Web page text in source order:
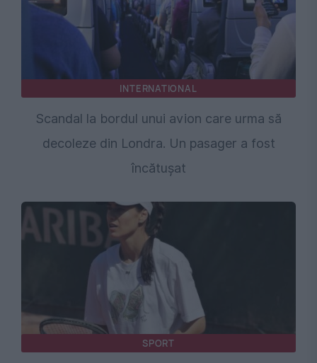
INTERNATIONAL
Scandal la bordul unui avion care urma să
decoleze din Londra. Un pasager a fost
încătușat
SPORT